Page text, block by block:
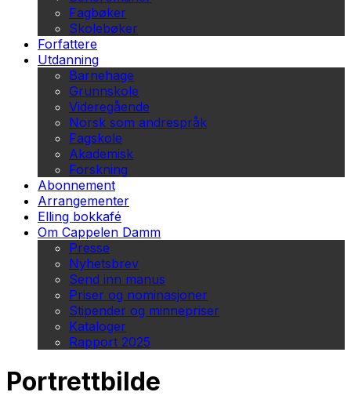
Fagbøker
Skolebøker
Forfattere
Utdanning
Barnehage
Grunnskole
Videregående
Norsk som andrespråk
Fagskole
Akademisk
Forskning
Abonnement
Arrangementer
Elling bokkafé
Om Cappelen Damm
Presse
Nyhetsbrev
Send inn manus
Priser og nominasjoner
Stipender og minnepriser
Kataloger
Rapport 2025
Portrettbilde